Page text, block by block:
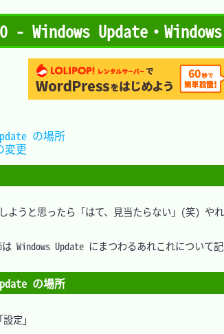
- Windows Update・
ようと思ったら「はて、見当たらない」(笑)
Windows Update にまつわるあれこれについて記
の場所
定」